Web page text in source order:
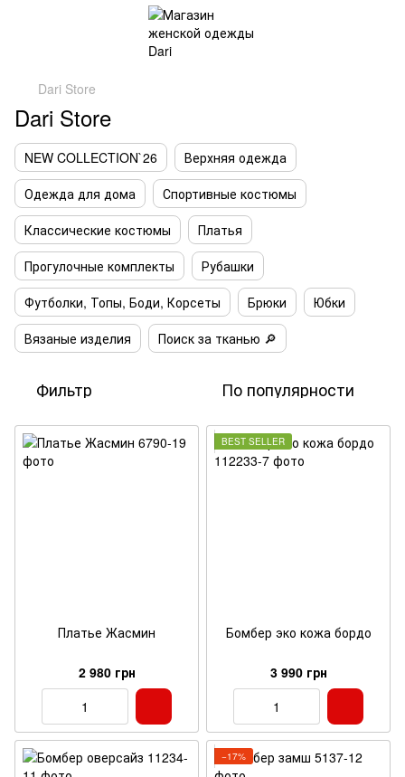
Dari Store
Dari Store
NEW COLLECTION`26
Верхняя одежда
Одежда для дома
Спортивные костюмы
Классические костюмы
Платья
Прогулочные комплекты
Рубашки
Футболки, Топы, Боди, Корсеты
Брюки
Юбки
Вязаные изделия
Поиск за тканью 🔎
Фильтр По популярности
Платье Жасмин
2 980 грн
BEST SELLER
Бомбер эко кожа бордо
3 990 грн
−17%